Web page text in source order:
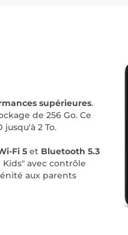
supérieures.
de 256 Go. Ce
2 To.
Fi 5 et Bluetooth 5.3
avec contrôle
aux parents